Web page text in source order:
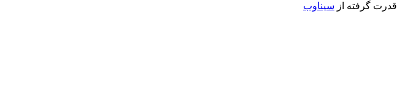
قدرت گرفته از سیناوب